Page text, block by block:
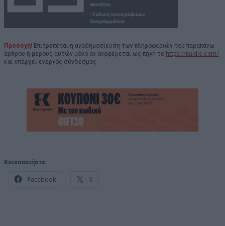
Προσοχή! Επιτρέπεται η αναδημοσίευση των πληροφοριών του παραπάνω
άρθρου ή μέρους αυτών μόνο αν αναφέρεται ως πηγή το https://paidis.com/
και υπάρχει ενεργός σύνδεσμος.
Κοινοποιήστε:
Facebook X